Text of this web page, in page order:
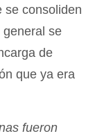
se consoliden
se
de
que ya era
fueron